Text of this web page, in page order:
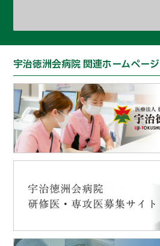
宇治徳洲会病院 関連ホームページ